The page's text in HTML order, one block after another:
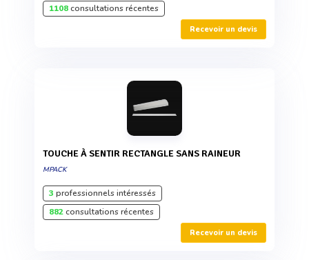
1108consultations récentes
Recevoir un devis
TOUCHE À SENTIR RECTANGLE SANS RAINEUR
MPACK
3 professionnels intéressés
882consultations récentes
Recevoir un devis